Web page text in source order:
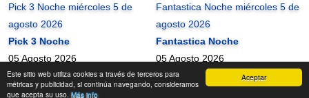
Aceptar
Este sitio web utiliza cookies a través de terceros para
métricas y publicidad, si continúa navegando, consideramos
que acepta su uso. Más info
Pick 3 Noche miércoles 5 de
agosto 2026
Pick 3 Noche
05 Agosto 2026
Fantastica Noche miércoles 5 de
agosto 2026
Fantastica Noche
05 Agosto 2026
mundonets2010-2026 ©